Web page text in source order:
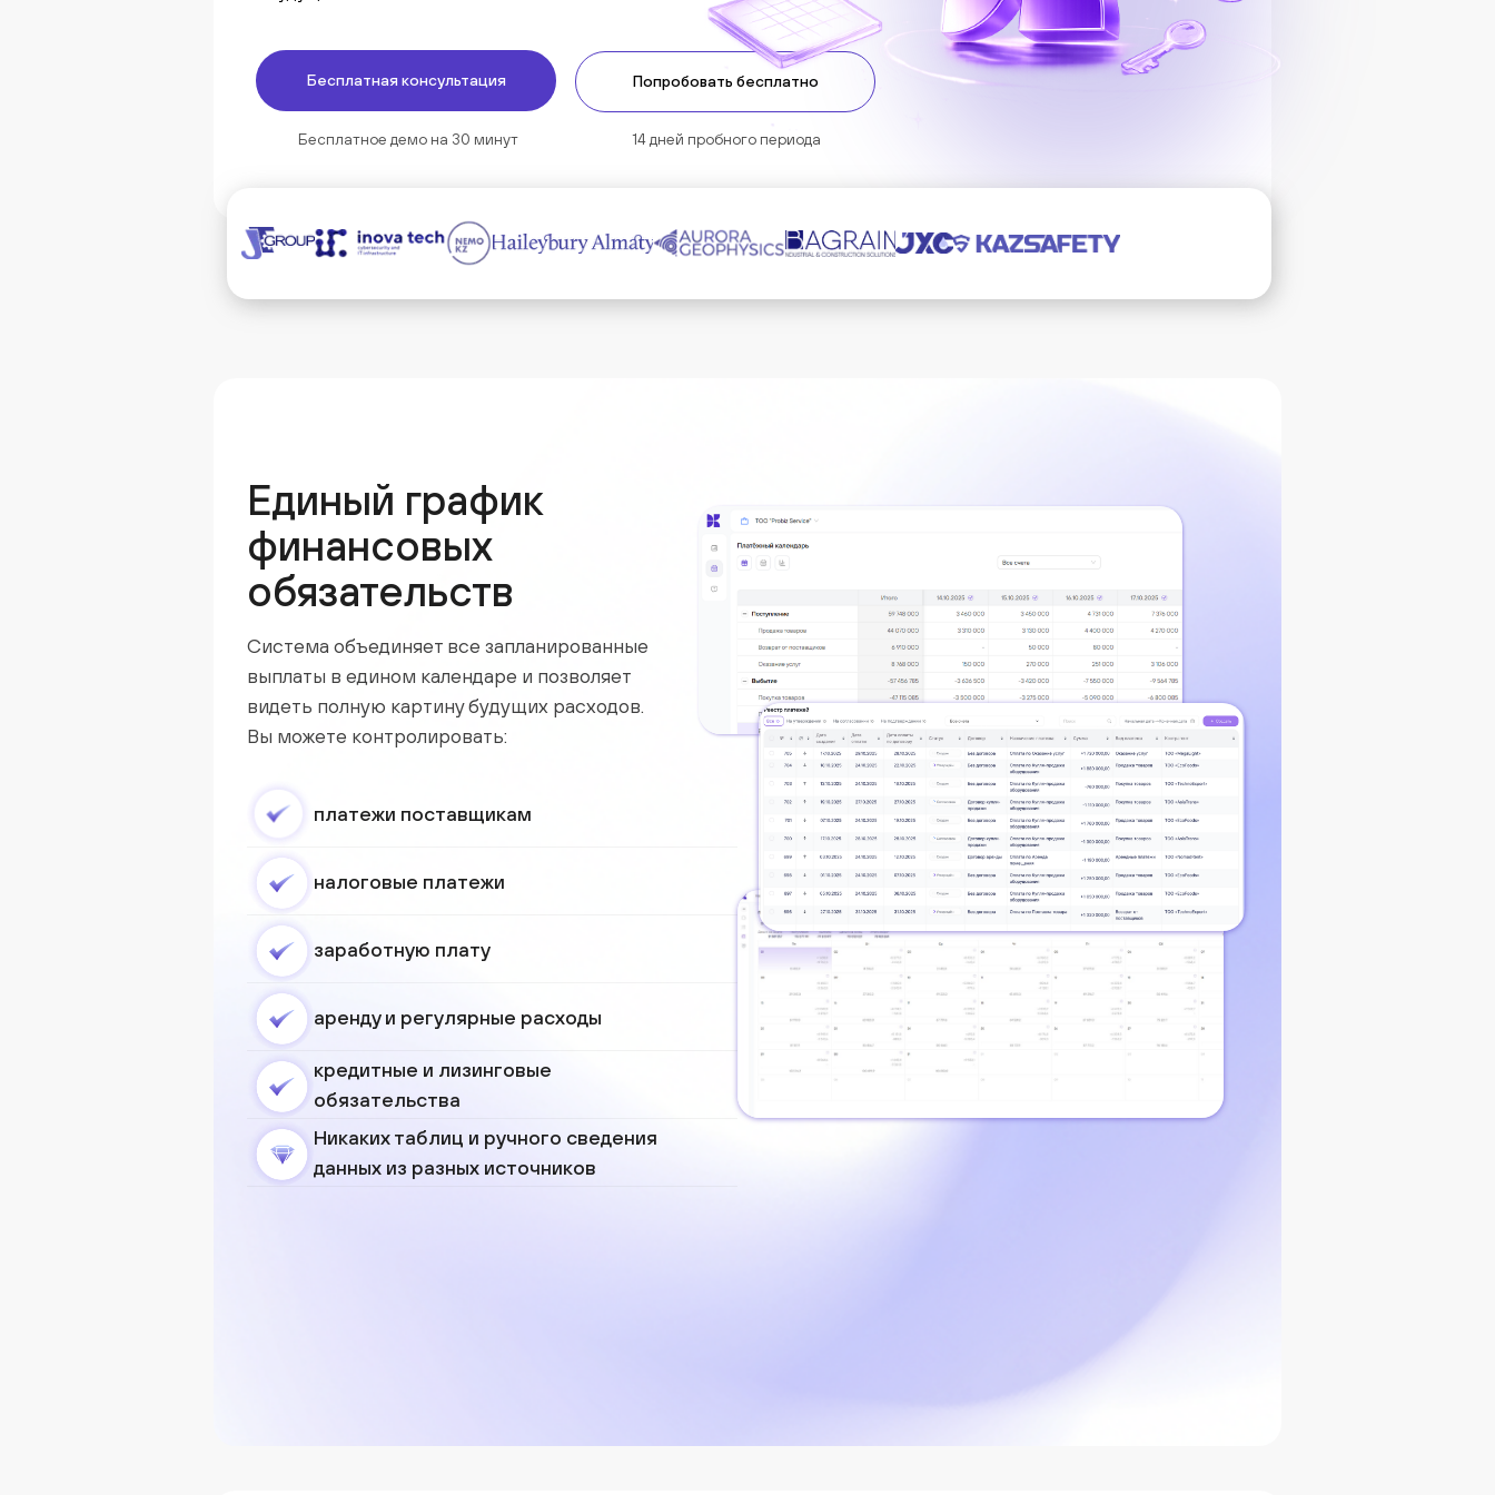
Попробовать бесплатно
Бесплатная консультация
14 дней пробного периода
Бесплатное демо на 30 минут
Система объединяет все запланированные
выплаты в едином календаре и позволяет
видеть полную картину будущих расходов.
Вы можете контролировать:
Единый график
финансовых
обязательств
платежи поставщикам
налоговые платежи
заработную плату
аренду и регулярные расходы
кредитные и лизинговые
обязательства
Никаких таблиц и ручного сведения
данных из разных источников